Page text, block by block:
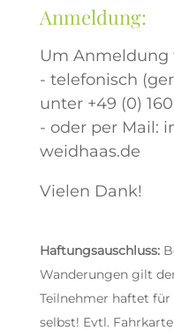
Anmeldung:
Um Anmeldung
- telefonisch
unter +49 (0)
- oder per Mail:
weidhaas.de
Vielen Dank!
Haftungsauschluss:
Wanderungen gilt
Teilnehmer haftet
selbst! Evtl.